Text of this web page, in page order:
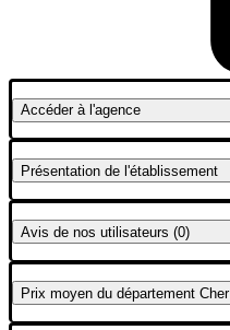
Accéderà l'agence
Présentation de l'établissement
Avis de nos utilisateurs (0)
Prix moyen du département Cher